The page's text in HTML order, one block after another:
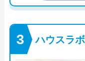
ハウスラ